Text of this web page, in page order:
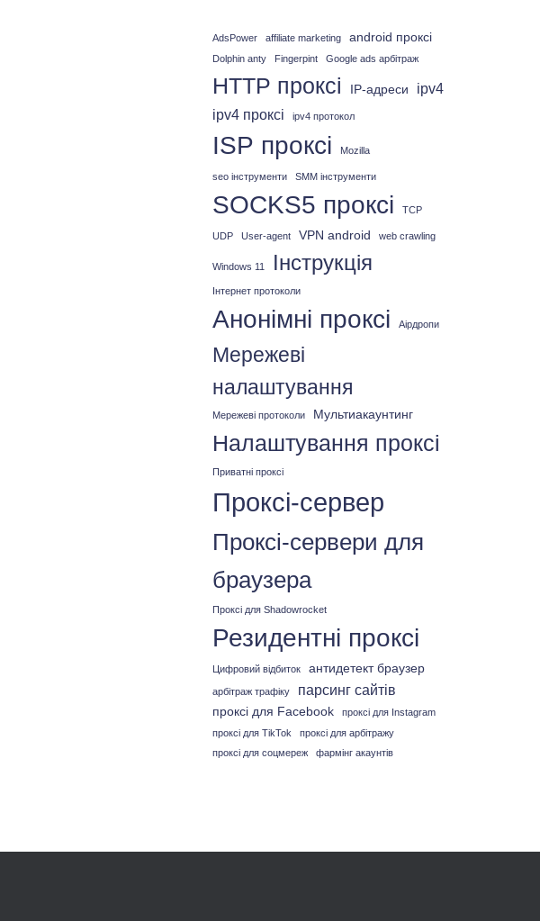
AdsPower affiliate marketing android проксі
Dolphin anty Fingerpint Google ads арбітраж
HTTP проксі IP-адреси
ipv4
ipv4 проксі
ipv4 протокол
ISP проксі Mozilla
seo інструменти SMM інструменти
SOCKS5 проксі TCP
UDP User-agent VPN android web crawling
Windows 11 Інструкція
Інтернет протоколи
Анонімні проксі Аірдропи
Мережеві
налаштування
Мережеві протоколи Мультиакаунтинг
Налаштування проксі
Приватні проксі
Проксі-сервер
Проксі-сервери для
браузера
Проксі для Shadowrocket
Резидентні проксі
Цифровий відбиток антидетект браузер
арбітраж трафіку парсинг сайтів
проксі для Facebook
проксі для Instagram
проксі для TikTok
проксі для арбітражу
проксі для соцмереж
фармінг акаунтів